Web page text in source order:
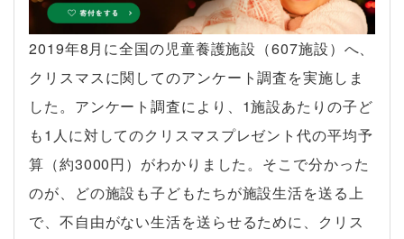
2019年8月に全国の児童養護施設（607施設）へ、
クリスマスに関してのアンケート調査を実施しま
した。アンケート調査により、1施設あたりの子ど
も1人に対してのクリスマスプレゼント代の平均予
算（約3000円）がわかりました。そこで分かった
のが、どの施設も子どもたちが施設生活を送る上
で、不自由がない生活を送らせるために、クリス